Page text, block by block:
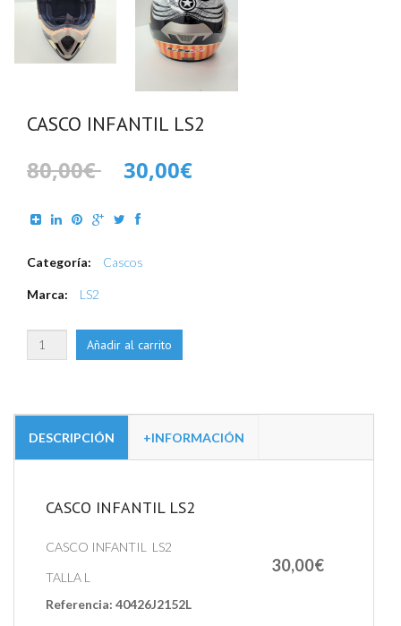
CASCO INFANTIL LS2
80,00€ 30,00€
Categoría: Cascos
Marca: LS2
DESCRIPCIÓN +INFORMACIÓN
CASCO INFANTIL LS2
30,00€
Referencia: 40426J2152L
CASCO INFANTIL LS2
TALLA L